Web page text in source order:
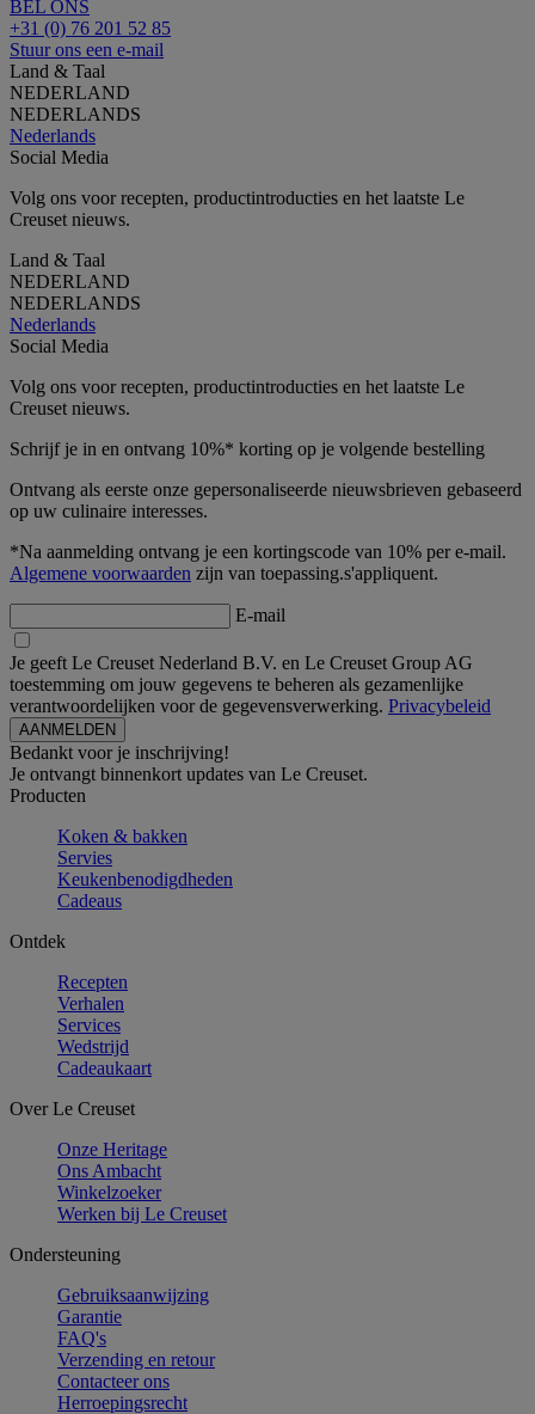
BEL ONS
+31 (0) 76 201 52 85
Stuur ons een e-mail
Land & Taal
NEDERLAND
NEDERLANDS
Nederlands
Social Media
Volg ons voor recepten, productintroducties en het laatste Le
Creuset nieuws.
Land & Taal
NEDERLAND
NEDERLANDS
Nederlands
Social Media
Volg ons voor recepten, productintroducties en het laatste Le
Creuset nieuws.
Schrijf je in en ontvang 10%* korting op je volgende bestelling
Ontvang als eerste onze gepersonaliseerde nieuwsbrieven gebaseerd
op uw culinaire interesses.
*Na aanmelding ontvang je een kortingscode van 10% per e-mail.
Algemene voorwaarden zijn van toepassing.s'appliquent.
E-mail
Je geeft Le Creuset Nederland B.V. en Le Creuset Group AG
toestemming om jouw gegevens te beheren als gezamenlijke
verantwoordelijken voor de gegevensverwerking. Privacybeleid
Bedankt voor je inschrijving!
Je ontvangt binnenkort updates van Le Creuset.
Producten
Koken & bakken
Servies
Keukenbenodigdheden
Cadeaus
Ontdek
Recepten
Verhalen
Services
Wedstrijd
Cadeaukaart
Over Le Creuset
Onze Heritage
Ons Ambacht
Winkelzoeker
Werken bij Le Creuset
Ondersteuning
Gebruiksaanwijzing
Garantie
FAQ's
Verzending en retour
Contacteer ons
Herroepingsrecht